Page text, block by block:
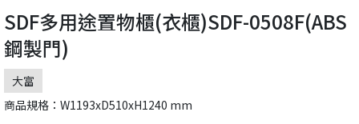
SDF多用途置物櫃(衣櫃)SDF-0508F(ABS
鋼製門)
大富
商品規格：W1193xD510xH1240 mm